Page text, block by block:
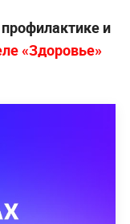
и
«Здоровье»